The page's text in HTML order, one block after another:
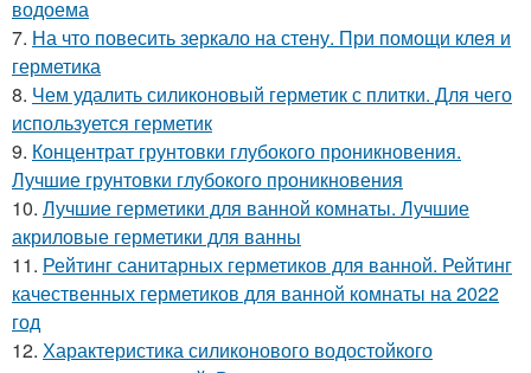
водоема
7. На что повесить зеркало на стену. При помощи клея и
герметика
8. Чем удалить силиконовый герметик с плитки. Для чего
используется герметик
9. Концентрат грунтовки глубокого проникновения.
Лучшие грунтовки глубокого проникновения
10. Лучшие герметики для ванной комнаты. Лучшие
акриловые герметики для ванны
11. Рейтинг санитарных герметиков для ванной. Рейтинг
качественных герметиков для ванной комнаты на 2022
год
12. Характеристика силиконового водостойкого